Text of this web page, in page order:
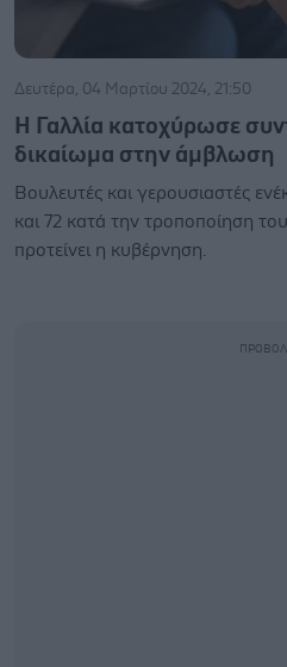
Δευτέρα, 04 Μαρτίου 2024, 21:50
Η Γαλλία κατοχύρωσε
δικαίωμα στην άμβλωση
Βουλευτές και γερουσιαστές
και 72 κατά την τροποποίηση
προτείνει η κυβέρνηση.